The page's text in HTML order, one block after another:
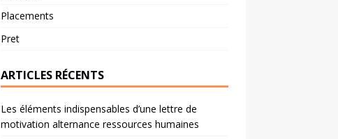
Placements
Pret
ARTICLES RÉCENTS
Les éléments indispensables d’une lettre de
motivation alternance ressources humaines